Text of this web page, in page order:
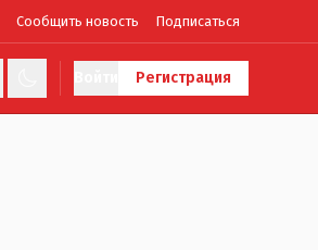
Сообщить новость Подписаться
Регистрация